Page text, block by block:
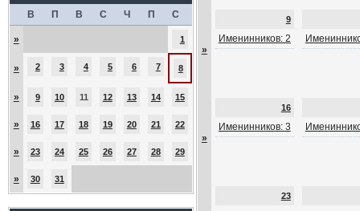
В П В С Ч П С
» 1
» 2 3 4 5 6 7 8
» 9 10 11 12 13 14 15
» 16 17 18 19 20 21 22
» 23 24 25 26 27 28 29
» 30 31
»
9
Именинников: 2
»
16
Именинников: 3
23